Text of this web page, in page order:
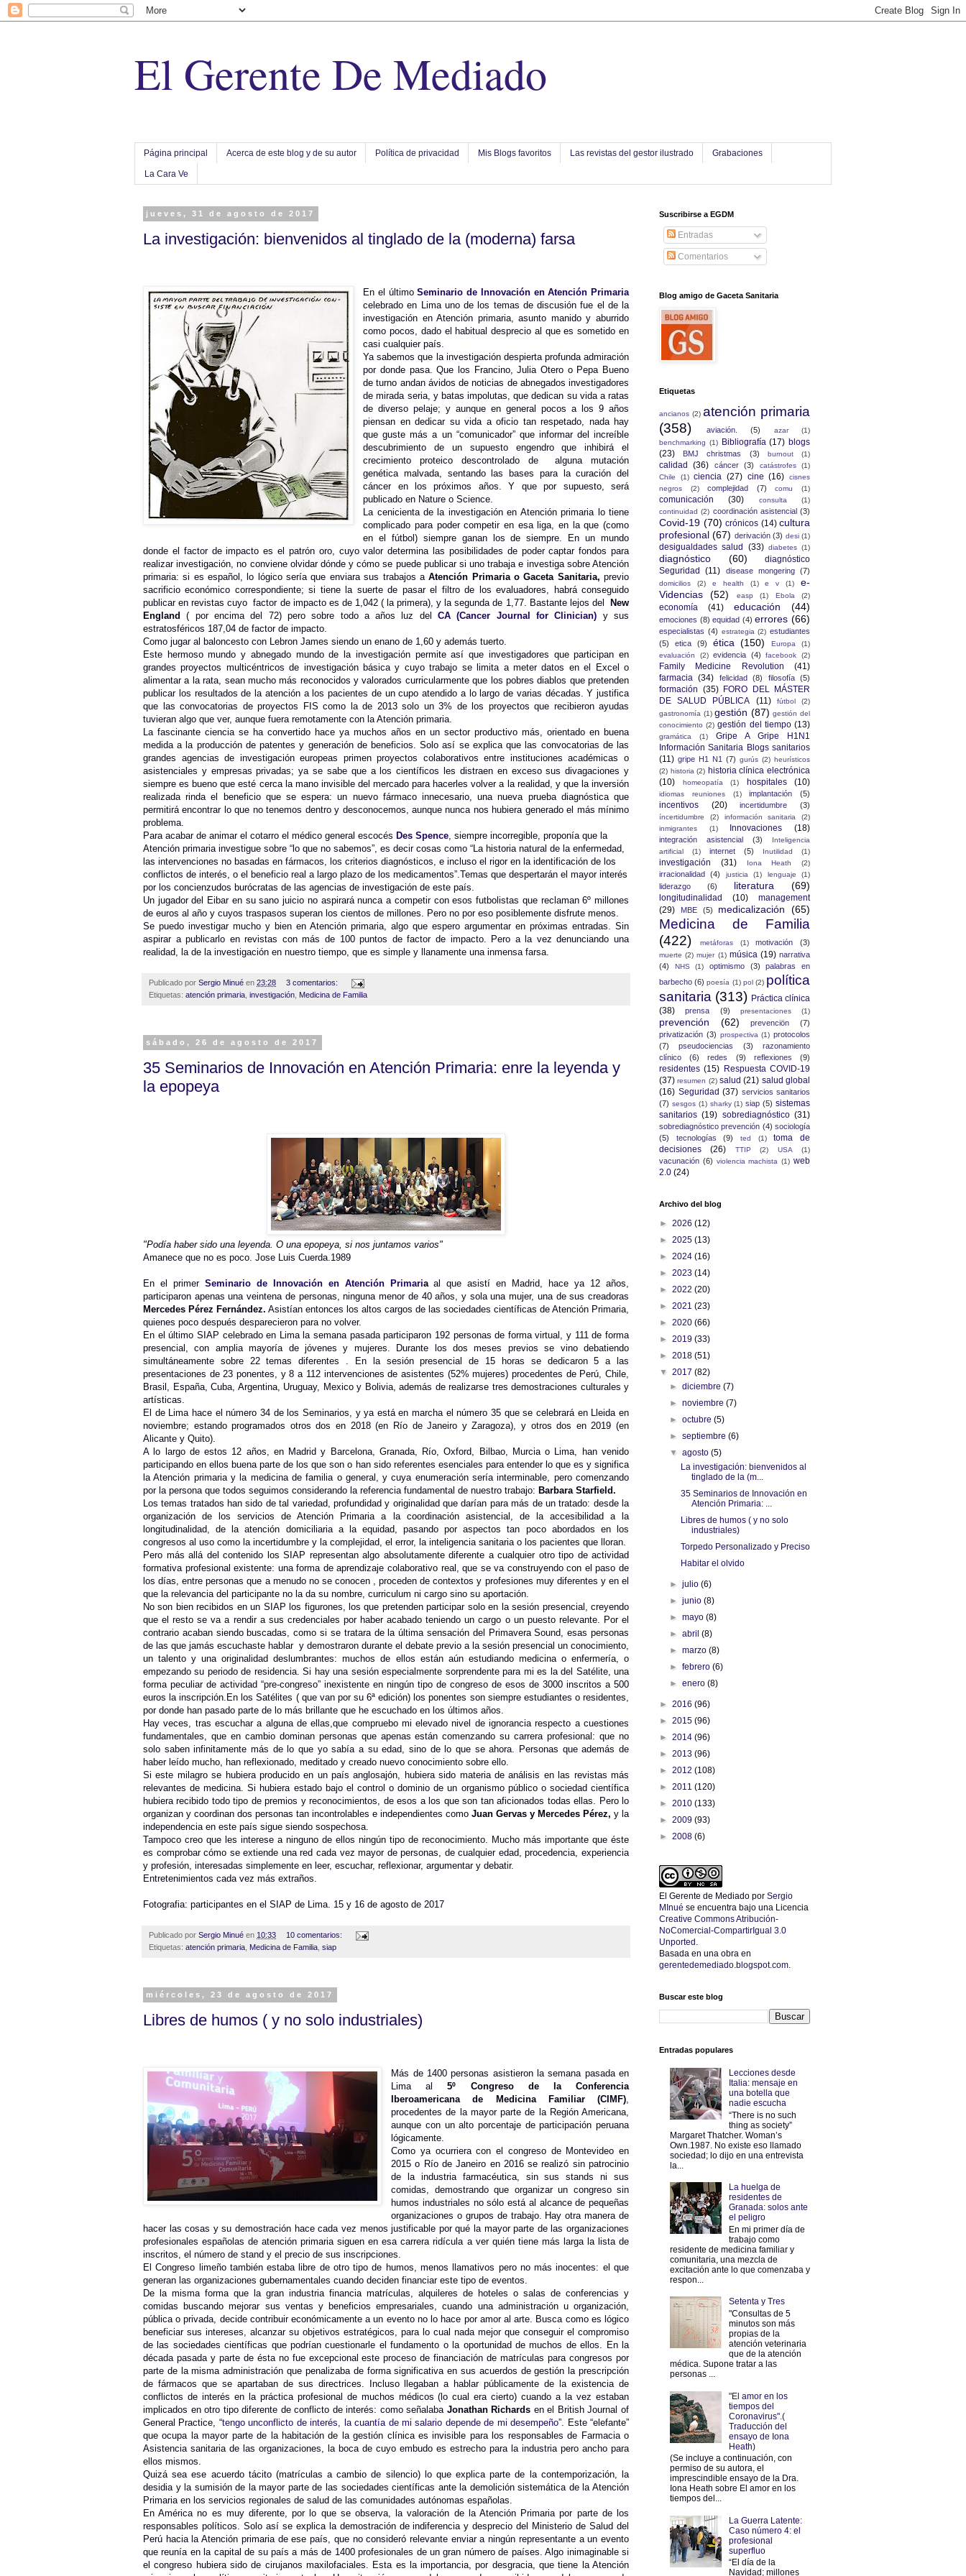
El Gerente De Mediado
Página principal Acerca de este blog y de su autor Política de privacidad Mis Blogs favoritos Las revistas del gestor ilustrado Grabaciones
La Cara Ve
jueves, 31 de agosto de 2017
La investigación: bienvenidos al tinglado de la (moderna) farsa
En el últimoSeminario de Innovación en Atención Primaria
celebrado en Lima uno de los temas de discusión fue el de la
investigación en Atención primaria, asunto manido y aburrido
como pocos, dado el habitual desprecio al que es sometido en
casi cualquier país.
Ya sabemos que la investigación despierta profunda admiración
por donde pasa. Que los Francino, Julia Otero o Pepa Bueno
de turno andan ávidos de noticias de abnegados investigadores
de mirada seria, y batas impolutas, que dedican su vida a ratas
de diverso pelaje; y aunque en general pocos a los 9 años
piensan en dedicar su vida a oficio tan respetado, nada hay
que guste más a un “comunicador” que informar del increíble
descubrimiento de un supuesto engendro que inhibirá el
crecimiento proteico descontrolado de
alguna mutación
genética malvada, sentando las bases para la curación del
cáncer en los próximos años. Y que por supuesto, será
publicado en Nature o Science.
La cenicienta de la investigación en Atención primaria lo tiene
complicado para poder competir en esa liga, en la que (como
en el fútbol) siempre ganan los de siempre. En un mundo
donde el factor de impacto es el patrón oro, cuyo valor determina las posibilidades de poder captar fondos para
realizar investigación, no conviene olvidar dónde y cómo se puede publicar si uno trabaja e investiga sobre Atención
primaria: si es español, lo lógico sería que enviara sus trabajos aAtención Primaria o Gaceta Sanitaria, previo
sacrificio económico correspondiente; si tiene la suerte de pasar el filtro de los evaluadores, habrá conseguido
publicar en revistas cuyo factor de impacto es de 1,042 ( la primera), y la segunda de 1,77. Bastante lejos del
New
England
( por encima del 72) pero sobre todo a años luz delCA (Cancer Journal for Clinician) y sus
estratosféricos 187,04 de factor de impacto.
Como jugar al baloncesto con Lebron James siendo un enano de 1,60 y además tuerto.
Este hermoso mundo y abnegado mundo de la investigación permite así que investigadores que participan en
grandes proyectos multicéntricos de investigación básica y cuyo trabajo se limita a meter datos en el Excel o
alimentar a la rata, sean mucho más reconocidos y valorados curricularmente que los pobres diablos que pretenden
publicar los resultados de la atención a los pacientes de un cupo atendido a lo largo de varias décadas. Y justifica
que las convocatorias de proyectos FIS como la de 2013 solo un 3% de los proyectos que recibieron ayudas
tuvieran algo que ver, aunque fuera remotamente con la Atención primaria.
La fascinante ciencia se ha convertido hace ya muchos años en un sector productivo más, orientado en buena
medida a la producción de patentes y generación de beneficios. Solo así se explica que las convocatorias de las
grandes agencias de investigación europeas primen proyectos colaborativos entre instituciones académicas o
asistenciales y empresas privadas; ya se sabe que a los científicos les distraen en exceso sus divagaciones y
siempre es bueno que esté cerca la mano invisible del mercado para hacerles volver a la realidad, y que la inversión
realizada rinda el beneficio que se espera: un nuevo fármaco innecesario, una nueva prueba diagnóstica que
permitirá encontrar lo que no tenemos dentro y desconocemos, aunque nunca nos hubiera generado el más mínimo
problema.
Para acabar de animar el cotarro el médico general escocés Des Spence, siempre incorregible, proponía que la
Atención primaria investigue sobre “lo que no sabemos”, es decir cosas como “La historia natural de la enfermedad,
las intervenciones no basadas en fármacos, los criterios diagnósticos, e incluso el rigor en la identificación de los
conflictos de interés, o el beneficio real a largo plazo de los medicamentos”.Temas que despertarán el mayor interés
por los concienzudos burócratas de las agencias de investigación de este país.
Un jugador del Eibar en su sano juicio no aspirará nunca a competir con esos futbolistas que reclaman 6º millones
de euros al año y cuyos traspasos superan los cientos de millones. Pero no por eso posiblemente disfrute menos.
Se puedo investigar mucho y bien en Atención primaria, algo que espero argumentar en próximas entradas. Sin
aspirar a publicarlo en revistas con más de 100 puntos de factor de impacto. Pero a la vez denunciando una
realidad, la de la investigación en nuestro tiempo, que es simple y llanamente una inmensa farsa.
Publicado por Sergio Minué en 23:28
3 comentarios:
Etiquetas: atención primaria, investigación, Medicina de Familia
sábado, 26 de agosto de 2017
35 Seminarios de Innovación en Atención Primaria: enre la leyenda y
la epopeya
"Podía haber sido una leyenda. O una epopeya, si nos juntamos varios"
Amanece que no es poco. Jose Luis Cuerda.1989
En el primer Seminario de Innovación en Atención Primariaal que asistí en Madrid, hace ya 12 años,
participaron apenas una veintena de personas, ninguna menor de 40 años, y sola una mujer, una de sus creadoras
Mercedes Pérez Fernández. Asistían entonces los altos cargos de las sociedades científicas de Atención Primaria,
quienes poco después desparecieron para no volver.
En el último SIAP celebrado en Lima la semana pasada participaron 192 personas de forma virtual, y 111 de forma
presencial, con amplia mayoría de jóvenes y mujeres. Durante los dos meses previos se vino debatiendo
simultáneamente sobre 22 temas diferentes . En la sesión presencial de 15 horas se dedicaron 5 a las
presentaciones de 23 ponentes, y 8 a 112 intervenciones de asistentes (52% mujeres) procedentes de Perú, Chile,
Brasil, España, Cuba, Argentina, Uruguay, Mexico y Bolivia, además de realizarse tres demostraciones culturales y
artísticas.
El de Lima hace el número 34 de los Seminarios, y ya está en marcha el número 35 que se celebrará en Lleida en
noviembre; estando programados otros dos en 2018 (en Río de Janeiro y Zaragoza), y otros dos en 2019 (en
Alicante y Quito).
A lo largo de estos 12 años, en Madrid y Barcelona, Granada, Río, Oxford, Bilbao, Murcia o Lima, han venido
participando en ellos buena parte de los que son o han sido referentes esenciales para entender lo que es y significa
la Atención primaria y la medicina de familia o general, y cuya enumeración sería interminable, pero comenzando
por la persona que todos seguimos considerando la referencia fundamental de nuestro trabajo: Barbara Starfield.
Los temas tratados han sido de tal variedad, profundidad y originalidad que darían para más de un tratado: desde la
organización de los servicios de Atención Primaria a la coordinación asistencial, de la accesibilidad a la
longitudinalidad, de la atención domiciliaria a la equidad, pasando por aspectos tan poco abordados en los
congresos al uso como la incertidumbre y la complejidad, el error, la inteligencia sanitaria o los pacientes que lloran.
Pero más allá del contenido los SIAP representan algo absolutamente diferente a cualquier otro tipo de actividad
formativa profesional existente: una forma de aprendizaje colaborativo real, que se va construyendo con el paso de
los días, entre personas que a menudo no se conocen , proceden de contextos y profesiones muy diferentes y en el
que la relevancia del participante no la da su nombre, curriculum ni cargo sino su aportación.
No son bien recibidos en un SIAP los figurones, los que pretenden participar solo en la sesión presencial, creyendo
que el resto se va a rendir a sus credenciales por haber acabado teniendo un cargo o un puesto relevante. Por el
contrario acaban siendo buscadas, como si se tratara de la última sensación del Primavera Sound, esas personas
de las que jamás escuchaste hablar y demostraron durante el debate previo a la sesión presencial un conocimiento,
un talento y una originalidad deslumbrantes: muchos de ellos están aún estudiando medicina o enfermería, o
empezando su periodo de residencia. Si hay una sesión especialmente sorprendente para mi es la del Satélite, una
forma peculiar de actividad “pre-congreso” inexistente en ningún tipo de congreso de esos de 3000 inscritos a 500
euros la inscripción.En los Satélites ( que van por su 6ª edición) los ponentes son siempre estudiantes o residentes,
por donde han pasado parte de lo más brillante que he escuchado en los últimos años.
Hay veces, tras escuchar a alguna de ellas,que compruebo mi elevado nivel de ignorancia respecto a cuestiones
fundamentales, que en cambio dominan personas que apenas están comenzando su carrera profesional: que no
solo saben infinitamente más de lo que yo sabía a su edad, sino de lo que se ahora. Personas que además de
haber leído mucho, han reflexionado, meditado y creado nuevo conocimiento sobre ello.
Si este milagro se hubiera producido en un país anglosajón, hubiera sido materia de análisis en las revistas más
relevantes de medicina. Si hubiera estado bajo el control o dominio de un organismo público o sociedad científica
hubiera recibido todo tipo de premios y reconocimientos, de esos a los que son tan aficionados todas ellas. Pero lo
organizan y coordinan dos personas tan incontrolables e independientes como Juan Gervas y Mercedes Pérez, y la
independencia en este país sigue siendo sospechosa.
Tampoco creo que les interese a ninguno de ellos ningún tipo de reconocimiento. Mucho más importante que éste
es comprobar cómo se extiende una red cada vez mayor de personas, de cualquier edad, procedencia, experiencia
y profesión, interesadas simplemente en leer, escuchar, reflexionar, argumentar y debatir.
Entretenimientos cada vez más extraños.
Fotografia: participantes en el SIAP de Lima. 15 y 16 de agosto de 2017
Publicado por Sergio Minué en 10:33
10 comentarios:
Etiquetas: atención primaria Medicina de Familia siap
miércoles, 23 de agosto de 2017
Libres de humos ( y no solo industriales)
Más de 1400 personas asistieron la semana pasada en
Lima al5º Congreso de la Conferencia
Iberoamericana de Medicina Familiar (CIMF)
procedentes de la mayor parte de la Región Americana,
aunque con un alto porcentaje de participación peruana
lógicamente.
Como ya ocurriera con el congreso de Montevideo en
2015 o Río de Janeiro en 2016 se realizó sin patrocinio
de la industria farmacéutica, sin sus stands ni sus
comidas, demostrando que organizar un congreso sin
humos industriales no sólo está al alcance de pequeñas
organizaciones o grupos de trabajo. Hay otra manera de
hacer las cosas y su demostración hace cada vez menos justificable por qué la mayor parte de las organizaciones
profesionales españolas de atención primaria siguen en esa carrera ridícula a ver quién tiene más larga la lista de
inscritos, el número de stand y el precio de sus inscripciones.
El Congreso limeño también estaba libre de otro tipo de humos, menos llamativos pero no más inocentes: el que
generan las organizaciones gubernamentales cuando deciden financiar este tipo de eventos.
De la misma forma que la gran industria financia matrículas, alquileres de hoteles o salas de conferencias y
comidas buscando mejorar sus ventas y beneficios empresariales, cuando una administración u organización,
pública o privada, decide contribuir económicamente a un evento no lo hace por amor al arte. Busca como es lógico
beneficiar sus intereses, alcanzar su objetivos estratégicos, para lo cual nada mejor que conseguir el compromiso
de las sociedades científicas que podrían cuestionarle el fundamento o la oportunidad de muchos de ellos. En la
década pasada y parte de ésta no fue excepcional este proceso de financiación de matrículas para congresos por
parte de la misma administración que penalizaba de forma significativa en sus acuerdos de gestión la prescripción
de fármacos que se apartaban de sus directrices. Incluso llegaban a hablar públicamente de la existencia de
conflictos de interés en la práctica profesional de muchos médicos (lo cual era cierto) cuando a la vez estaban
implicados en otro tipo diferente de conflicto de interés: como señalaba Jonathan Richards en el British Journal of
General Practice, “tengo unconflicto de interés, la cuantía de mi salario depende de mi desempeño”. Este “elefante”
que ocupa la mayor parte de la habitación de la gestión clínica es invisible para los responsables de Farmacia o
Asistencia sanitaria de las organizaciones, la boca de cuyo embudo es estrecho para la industria pero ancho para
ellos mismos.
Quizá sea ese acuerdo tácito (matrículas a cambio de silencio) lo que explica parte de la contemporización, la
desidia y la sumisión de la mayor parte de las sociedades científicas ante la demolición sistemática de la Atención
Primaria en los servicios regionales de salud de las comunidades autónomas españolas.
En América no es muy diferente, por lo que se observa, la valoración de la Atención Primaria por parte de los
responsables políticos. Solo así se explica la demostración de indiferencia y desprecio del Ministerio de Salud del
Perú hacia la Atención primaria de ese país, que no consideró relevante enviar a ningún representante a un evento
que reunía en la capital de su país a más de 1400 profesionales de un gran número de países. Algo inimaginable si
el congreso hubiera sido de cirujanos maxilofaciales. Esta es la importancia, por desgracia, que tiene la Atención
Suscribirse a EGDM
Entradas
Comentarios
Blog amigo de Gaceta Sanitaria
Etiquetas
ancianos (2) atención primaria
(358)
aviación. (5) azar
(1)
benchmarking (1) Bibliografía (17) blogs
(23)
BMJ christmas (3) burnout (1)
calidad (36) cáncer (3) catástrofes
(1)
Chile
(1) ciencia (27) cine (16)
cisnes
negros
(2) complejidad (7) comu (1)
comunicación (30) consulta
(1)
continuidad (2) coordinación asistencial (3)
Covid-19 (70) crónicos (14) cultura
profesional (67) derivación (3) desi (1)
desigualdades salud (33) diabetes (1)
diagnóstico (60)
diagnóstico
Seguridad (11) disease mongering (7)
domicilios (2) e health (1) e v (1)
e-
Videncias
(52) easp (1) Ebola (2)
economía (41) educación (44)
emociones (8) equidad (4) errores (66)
especialistas (4) estrategia (2) estudiantes
(5)
etica (9) ética (150) Europa
(1)
evaluación
(2) evidencia (4) facebook (2)
Family Medicine Revolution
(41)
farmacia
(34) felicidad (8) filosofía (5)
formación (35) FORO DEL MÁSTER
DE SALUD PÚBLICA
(11) fútbol
(2)
gastronomía (1) gestión (87) gestión del
conocimiento (2) gestión del tiempo (13)
gramática (1)
Gripe A Gripe H1N1
Información Sanitaria Blogs sanitarios
(11) gripe H1 N1 (7) gurús (2) heurísticos
(2) historia (2) historia clínica electrónica
(10)
homeopatía (1) hospitales (10)
idiomas reuniones (1) implantación (5)
incentivos (20) incertidumbre (3)
íncertidumbre (2) información sanitaria
(2)
inmigrantes
(1) Innovaciones (18)
integración asistencial (3)
Inteligencia
artificial
(1) internet (5) Inutilidad (1)
investigación (31) Iona Heath (2)
irracionalidad (4) justicia (1) lenguaje (1)
liderazgo (6) literatura (69)
longitudinalidad (10)
management
(29)
MBE (5) medicalización (65)
Medicina de Familia
(422)
metáforas (1) motivación (3)
muerte (2) mujer (1) música (19) narrativa
(4)
NHS (1) optimismo (3)
palabras en
barbecho (6) poesía (1) pol (2) política
sanitaria (313) Práctica clínica
(38)
prensa (9) presentaciones (1)
prevención (62) prevenciön
(7)
privatización (3) prospectiva (1) protocolos
(7)
pseudociencias (3)
razonamiento
clínico
(6) redes (9) reflexiones (9)
residentes (15) Respuesta COVID-19
(37) resumen (2) salud (21) salud global
(16) Seguridad (37) servicios sanitarios
(7) sesgos (1) sharky (1) siap (5) sistemas
sanitarios (19) sobrediagnóstico (31)
sobrediagnóstico prevención (4) sociología
(5)
tecnologías (9) ted (1)
toma de
decisiones
(26) TTIP (2) USA (1)
vacunación (6) violencia machista (1) web
2.0 (24)
Archivo del blog
► 2026 (12)
► 2025 (13)
► 2024 (16)
► 2023 (14)
► 2022 (20)
► 2021 (23)
► 2020 (66)
► 2019 (33)
► 2018 (51)
▼ 2017 (82)
►diciembre(7)
►noviembre(7)
►octubre(5)
►septiembre(6)
▼agosto(5)
La investigación: bienvenidos al
tinglado de la (m...
35 Seminarios de Innovación en
Atención Primaria: ...
Libres de humos ( y no solo
industriales)
Torpedo Personalizado y Preciso
Habitar el olvido
►julio(6)
►junio(8)
►mayo(8)
►abril(8)
►marzo(8)
►febrero(6)
►enero(8)
► 2016 (96)
► 2015 (96)
► 2014 (96)
► 2013 (96)
► 2012 (108)
► 2011 (120)
► 2010 (133)
► 2009 (93)
► 2008 (6)
El Gerente de Mediado por Sergio
MInué se encuentra bajo una Licencia
Creative Commons Atribución-
NoComercial-CompartirIgual 3.0
Unported
Basada en una obra en
gerentedemediado.blogspot.com
Buscar este blog
Entradas populares
Lecciones desde
Italia: mensaje en
una botella que
nadie escucha
“There is no such
thing as society”
Margaret Thatcher. Woman’s
Own.1987. No existe eso llamado
sociedad; lo dijo en una entrevista
la...
La huelga de
residentes de
Granada: solos ante
el peligro
En mi primer día de
trabajo como
residente de medicina familiar y
comunitaria, una mezcla de
excitación ante lo que comenzaba y
respon...
Setenta y Tres
"Consultas de 5
minutos son más
propias de la
atención veterinaria
que de la atención
médica. Supone tratar a las
personas ...
"El amor en los
tiempos del
Coronavirus".(
Traducción del
ensayo de Iona
Heath)
(Se incluye a continuación, con
permiso de su autora, el
imprescindible ensayo de la Dra.
Iona Heath sobre El amor en los
tiempos del...
La Guerra Latente:
Caso número 4: el
profesional
superfluo
“El día de la
Navidad; millones